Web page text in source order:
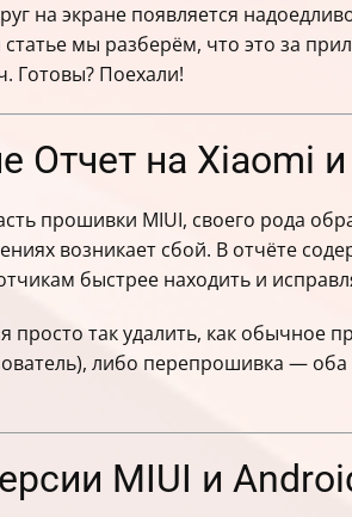
Google после удаления
меню в MIUI
обновлений не помогли
уведомлений об ошибках в
на Xiaomi
тексту окна ошибки
в службу поддержки
проблемы
Отчет
и риски
Отчет без рисков
приложения
а когда обременительны
с приложением Отчет
на экране появляется
мы разберём, что это за
Готовы? Поехали!
Отчет на Xiaomi
прошивки MIUI, своего рода
возникает сбой. В отчёте
быстрее находить и
просто так удалить, как обычное
либо перепрошивка —
MIUI и